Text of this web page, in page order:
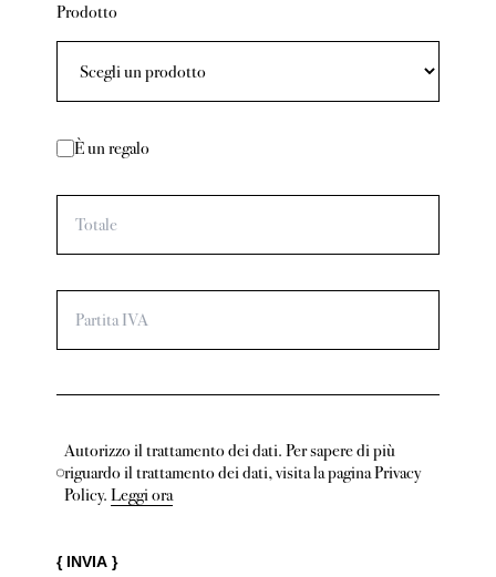
Prodotto
È un regalo
Autorizzo il trattamento dei dati. Per sapere di più
riguardo il trattamento dei dati, visita la pagina Privacy
Policy.Leggi ora
{ INVIA }